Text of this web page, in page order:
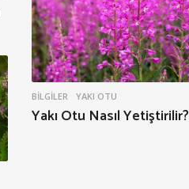
BILGILER YAKI OTU
Yakı Otu Nasıl Yetiştirilir?